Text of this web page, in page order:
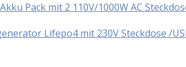
Pack mit 2 110V/1000W AC
Lifepo4 mit 230V Steckdose /